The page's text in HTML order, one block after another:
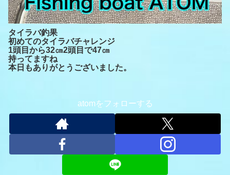
タイラバ釣果
初めてのタイラバチャレンジ
1頭目から32㎝2頭目で47㎝
持ってますね
本日もありがとうございました。
atomをフォローする